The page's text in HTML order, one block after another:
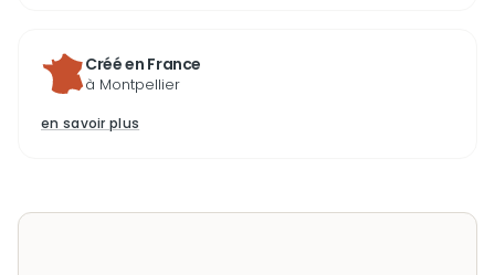
Créé en France
à Montpellier
en savoir plus